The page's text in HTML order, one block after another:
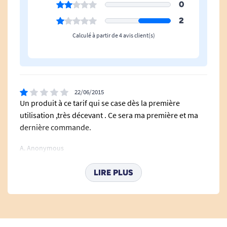
115 g
Voir tous les couverts ergonomiques.
Voir tous les produits pour m'aider à tenir / serrer.
Voir tous les produits pour m'aider à maintenir et compenser mes
Fourchette0
2
Calculé à partir de 4 avis client(s)
22/06/2015
Un produit à ce tarif qui se case dès la première
utilisation ,très décevant . Ce sera ma première et ma
dernière commande.
A. Anonymous
17/06/2015
PAS ADAPTE A MON UTILISATION PERSONNELLE
LIRE PLUS